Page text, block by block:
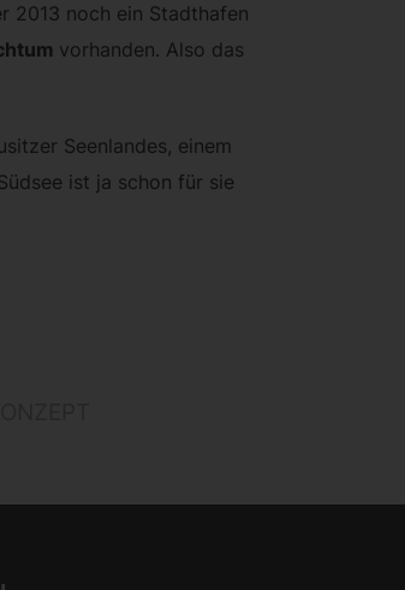
2013 noch ein Stadthafen
vorhanden. Also das
Seenlandes, einem
ist ja schon für sie